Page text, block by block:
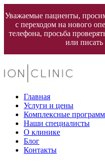
Уважаемые пациенты,
с переходом на нового
телефона, просьба
или писать
Главная
Услуги и цены
Комплексные
Наши специалисты
О клинике
Блог
Контакты